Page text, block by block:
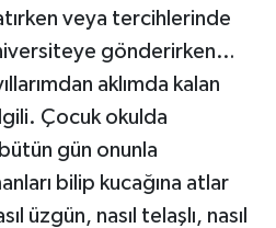
veya tercihlerinde
gönderirken…
aklımda kalan
Çocuk okulda
gün onunla
bilip kucağına atlar
üzgün, nasıl telaşlı, nasıl